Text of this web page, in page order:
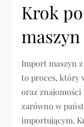
Krok
Import maszyn
to proces, który
oraz
zarówno w
importującym.